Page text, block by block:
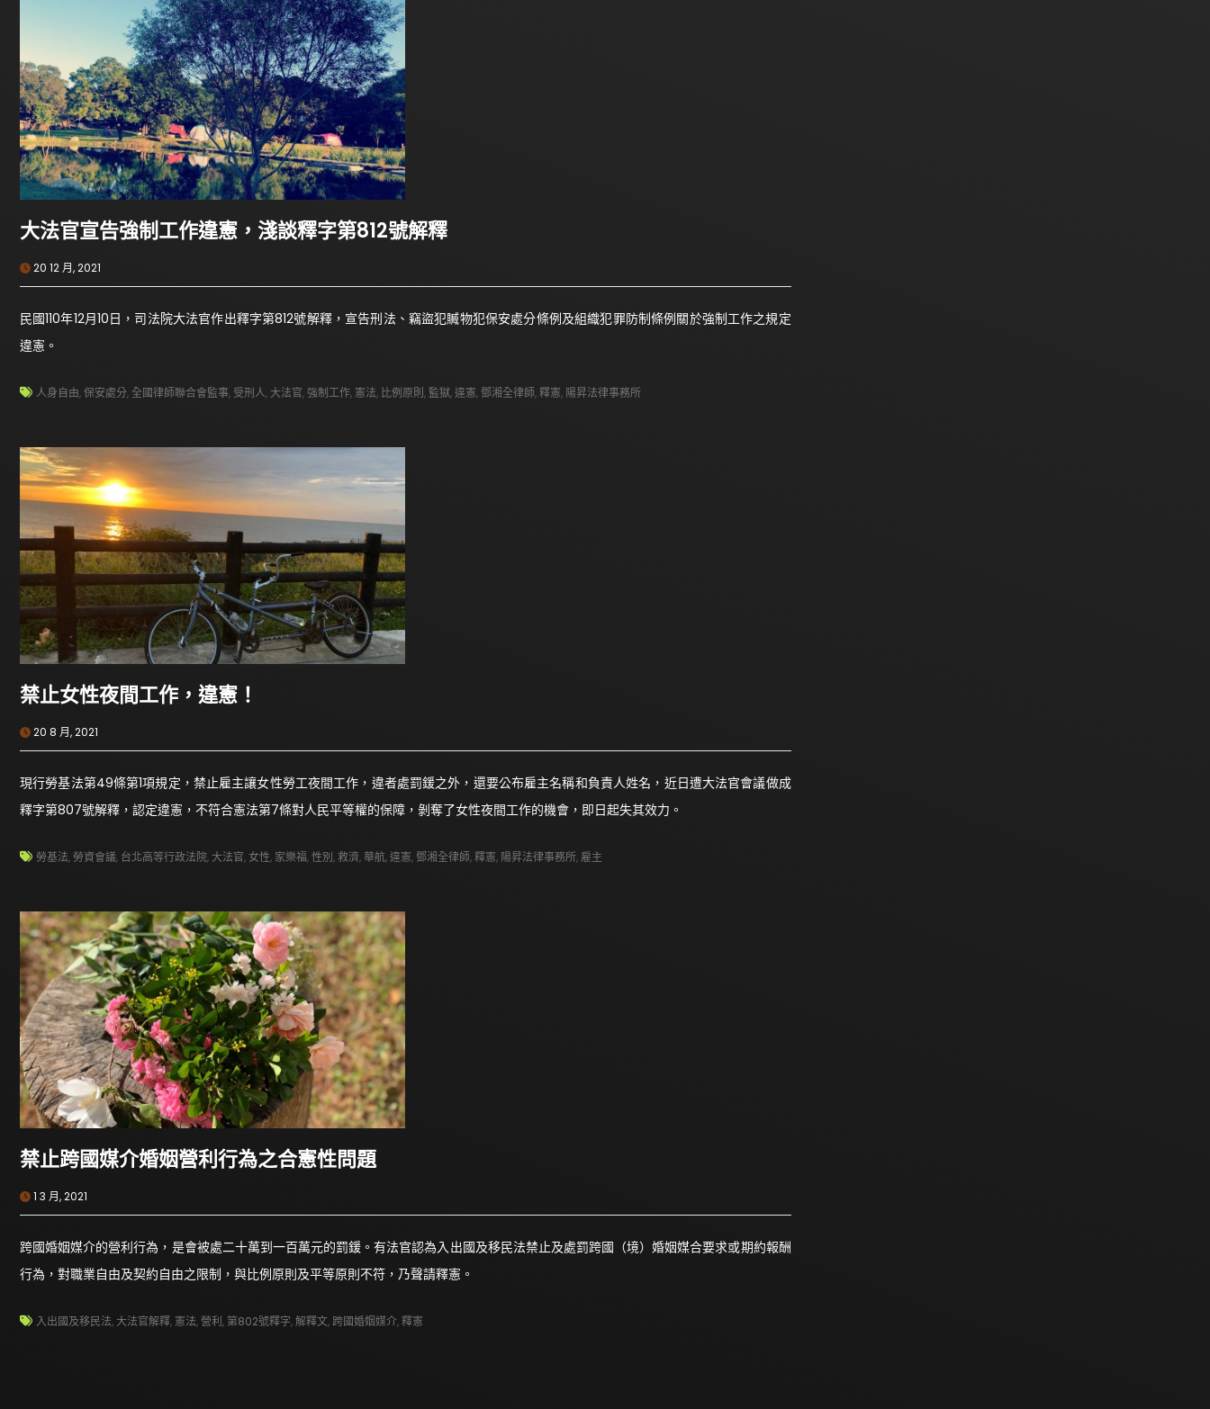
大法官宣告強制工作違憲，淺談釋字第812號解釋
20 12 月, 2021
民國110年12月10日，司法院大法官作出釋字第812號解釋，宣告刑法、竊盜犯贓物犯保安處分條例及組織犯罪防制條例關於強制工作之規定
違憲。
人身自由,保安處分, 全國律師聯合會監事, 受刑人, 大法官,強制工作, 憲法, 比例原則 , 監獄,違憲, 鄧湘全律師,釋憲, 陽昇法律事務所
禁止女性夜間工作，違憲！
20 8 月, 2021
現行勞基法第49條第1項規定，禁止雇主讓女性勞工夜間工作，違者處罰鍰之外，還要公布雇主名稱和負責人姓名，近日遭大法官會議做成
釋字第807號解釋，認定違憲，不符合憲法第7條對人民平等權的保障，剝奪了女性夜間工作的機會，即日起失其效力。
勞基法, 勞資會議, 台北高等行政法院, 大法官,女性, 家樂福,性別,救濟,華航,違憲, 鄧湘全律師,釋憲, 陽昇法律事務所, 雇主
禁止跨國媒介婚姻營利行為之合憲性問題
1 3 月, 2021
跨國婚姻媒介的營利行為，是會被處二十萬到一百萬元的罰鍰。有法官認為入出國及移民法禁止及處罰跨國（境）婚姻媒合要求或期約報酬
行為，對職業自由及契約自由之限制，與比例原則及平等原則不符，乃聲請釋憲。
入出國及移民法, 大法官解釋, 憲法, 營利, 第802號釋字,解釋文,跨國婚姻媒介,釋憲